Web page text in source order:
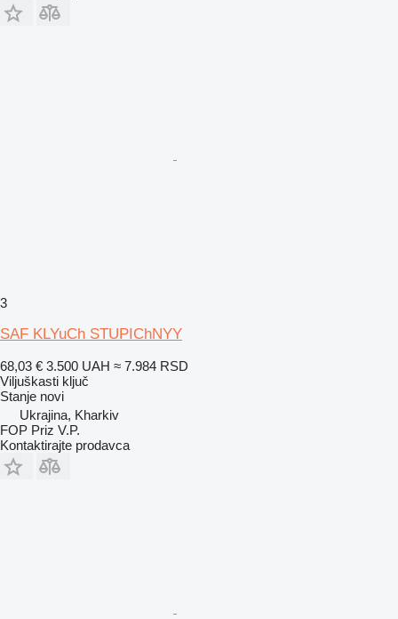
3
SAF KLYuCh STUPIChNYY
68,03 € 3.500 UAH ≈ 7.984 RSD
Viljuškasti ključ
Stanje novi
Ukrajina, Kharkiv
FOP Priz V.P.
Kontaktirajte prodavca